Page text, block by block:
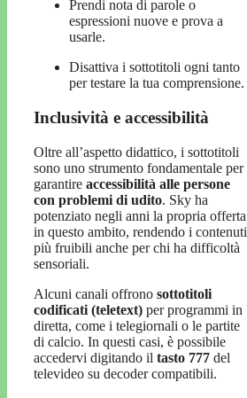
Prendi nota di parole o
espressioni nuove e prova a
usarle.
Disattiva i sottotitoli ogni tanto
per testare la tua comprensione.
Inclusività e accessibilità
Oltre all’aspetto didattico, i sottotitoli
sono uno strumento fondamentale per
garantire accessibilità alle persone
con problemi di udito. Sky ha
potenziato negli anni la propria offerta
in questo ambito, rendendo i contenuti
più fruibili anche per chi ha difficoltà
sensoriali.
Alcuni canali offrono sottotitoli
codificati (teletext) per programmi in
diretta, come i telegiornali o le partite
di calcio. In questi casi, è possibile
accedervi digitando il tasto 777 del
televideo su decoder compatibili.